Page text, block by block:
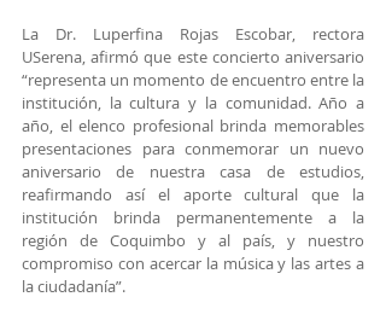
La Dr. Luperfina Rojas Escobar, rectora
USerena, afirmó que este concierto aniversario
“representa un momento de encuentro entre la
institución, la cultura y la comunidad. Año a
año, el elenco profesional brinda memorables
presentaciones para conmemorar un nuevo
aniversario de nuestra casa de estudios,
reafirmando así el aporte cultural que la
institución brinda permanentemente a la
región de Coquimbo y al país, y nuestro
compromiso con acercar la música y las artes a
la ciudadanía”.